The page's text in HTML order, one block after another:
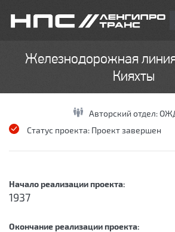
Железнодорожная
Кияхты
Авторский отдел:
Статус проекта: Проект завершен
Начало реализации проекта:
1937
Окончание реализации проекта: